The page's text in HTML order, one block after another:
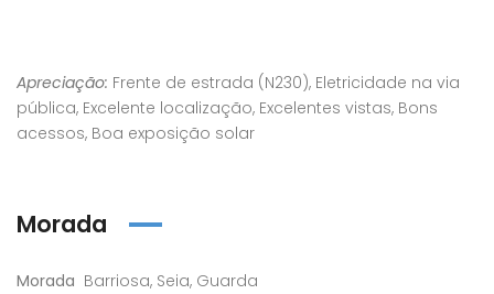
Apreciação: Frente de estrada (N230), Eletricidade na via
pública, Excelente localização, Excelentes vistas, Bons
acessos, Boa exposição solar
Morada
Morada Barriosa, Seia, Guarda